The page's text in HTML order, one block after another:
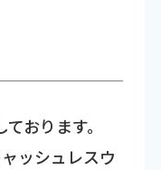
おります。
ッシュレスウ